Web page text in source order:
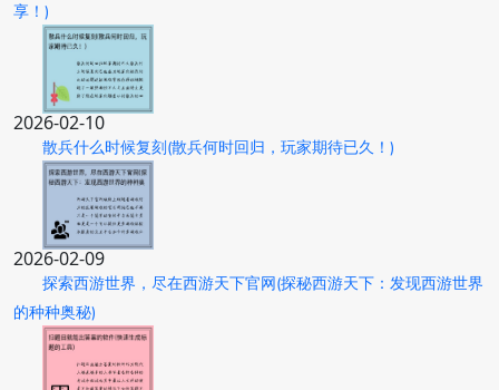
享！)
2026-02-10
散兵什么时候复刻(散兵何时回归，玩家期待已久！)
2026-02-09
探索西游世界，尽在西游天下官网(探秘西游天下：发现西游世界
的种种奥秘)